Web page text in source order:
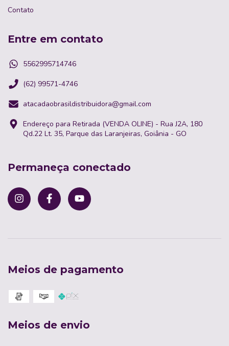
Contato
Entre em contato
5562995714746
(62) 99571-4746
atacadaobrasildistribuidora@gmail.com
Endereço para Retirada (VENDA OLINE) - Rua J2A, 180
Qd.22 Lt. 35, Parque das Laranjeiras, Goiânia - GO
Permaneça conectado
Meios de pagamento
Meios de envio